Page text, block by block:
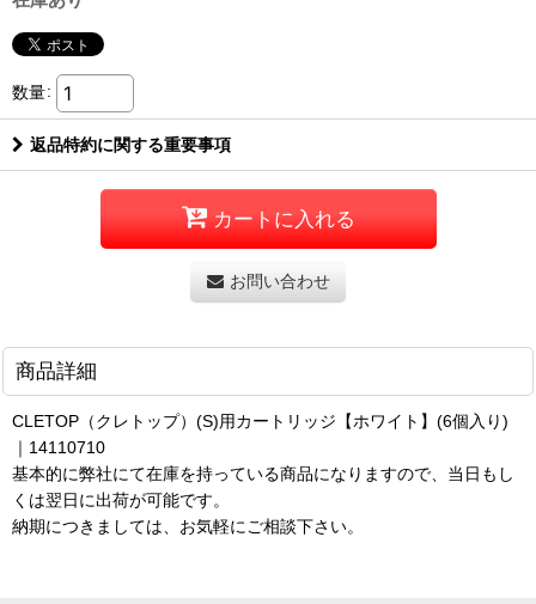
数量:
返品特約に関する重要事項
カートに入れる
お問い合わせ
商品詳細
CLETOP（クレトップ）(S)用カートリッジ【ホワイト】(6個入り)
｜14110710
基本的に弊社にて在庫を持っている商品になりますので、当日もし
くは翌日に出荷が可能です。
納期につきましては、お気軽にご相談下さい。